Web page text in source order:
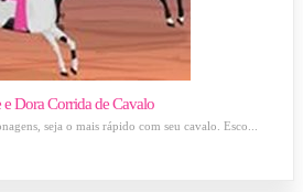
e Dora Corrida de Cavalo
seja o mais rápido com seu cavalo. Esco...